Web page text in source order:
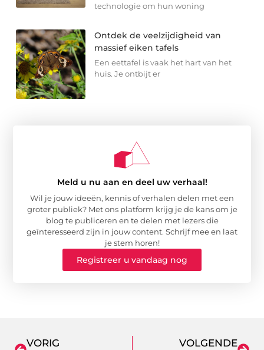
technologie om hun woning
Ontdek de veelzijdigheid van
massief eiken tafels
Een eettafel is vaak het hart van het
huis. Je ontbijt er
Meld u nu aan en deel uw verhaal!
Wil je jouw ideeën, kennis of verhalen delen met een
groter publiek? Met ons platform krijg je de kans om je
blog te publiceren en te delen met lezers die
geïnteresseerd zijn in jouw content. Schrijf mee en laat
je stem horen!
Registreer u vandaag nog
VORIG VOLGENDE